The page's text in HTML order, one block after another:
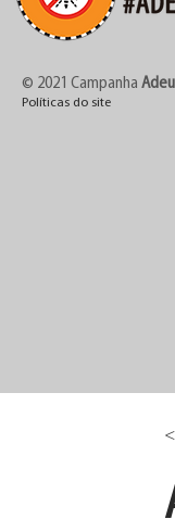
© 2021 Campanha
Políticas do site